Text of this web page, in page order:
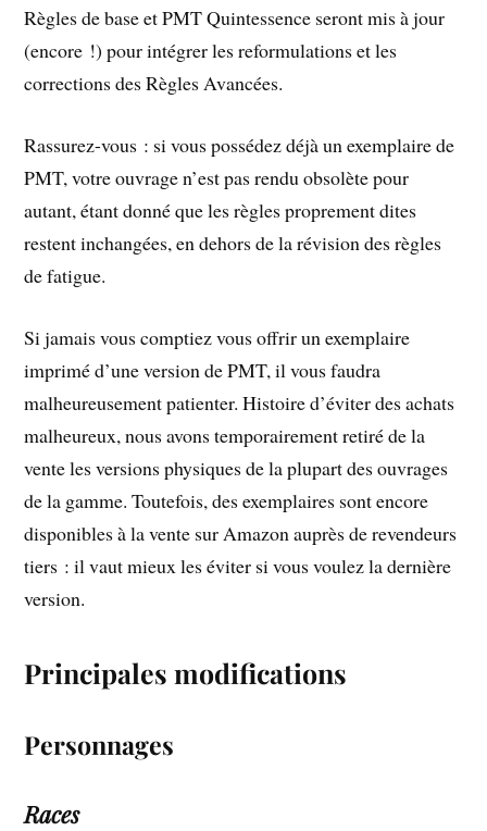
Règles de base et PMT Quintessence seront mis à jour
(encore !) pour intégrer les reformulations et les
corrections des Règles Avancées.
Rassurez-vous : si vous possédez déjà un exemplaire de
PMT, votre ouvrage n’est pas rendu obsolète pour
autant, étant donné que les règles proprement dites
restent inchangées, en dehors de la révision des règles
de fatigue.
Si jamais vous comptiez vous offrir un exemplaire
imprimé d’une version de PMT, il vous faudra
malheureusement patienter. Histoire d’éviter des achats
malheureux, nous avons temporairement retiré de la
vente les versions physiques de la plupart des ouvrages
de la gamme. Toutefois, des exemplaires sont encore
disponibles à la vente sur Amazon auprès de revendeurs
tiers : il vaut mieux les éviter si vous voulez la dernière
version.
Principales modifications
Personnages
Races